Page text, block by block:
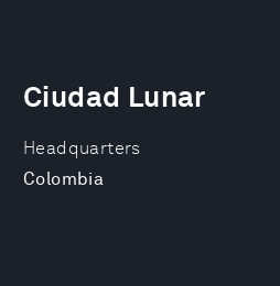
Headquarters
Colombia
Ciudad Lunar